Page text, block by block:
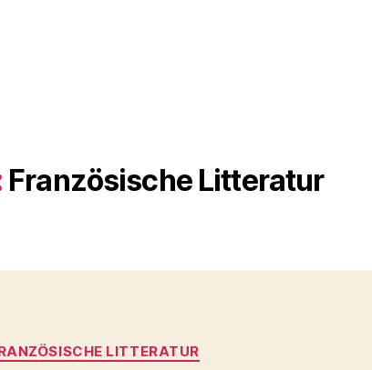
Französische Litteratur
Kategorien
LITTERATUR